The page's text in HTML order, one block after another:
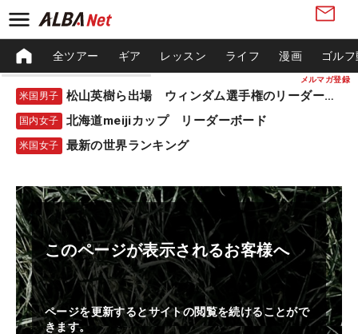
メルマガ登録
全ツアー ギア レッスン ライフ 漫画 ゴル
米国男子 松山英樹ら出場 ウィンダム選手権のリーダーボード
国内女子 北海道meijiカップ リーダーボード
米国女子 最新の世界ランキング
このページが表示されるお客様へ
ページを更新するとサイトの閲覧を続けることがで
きます。